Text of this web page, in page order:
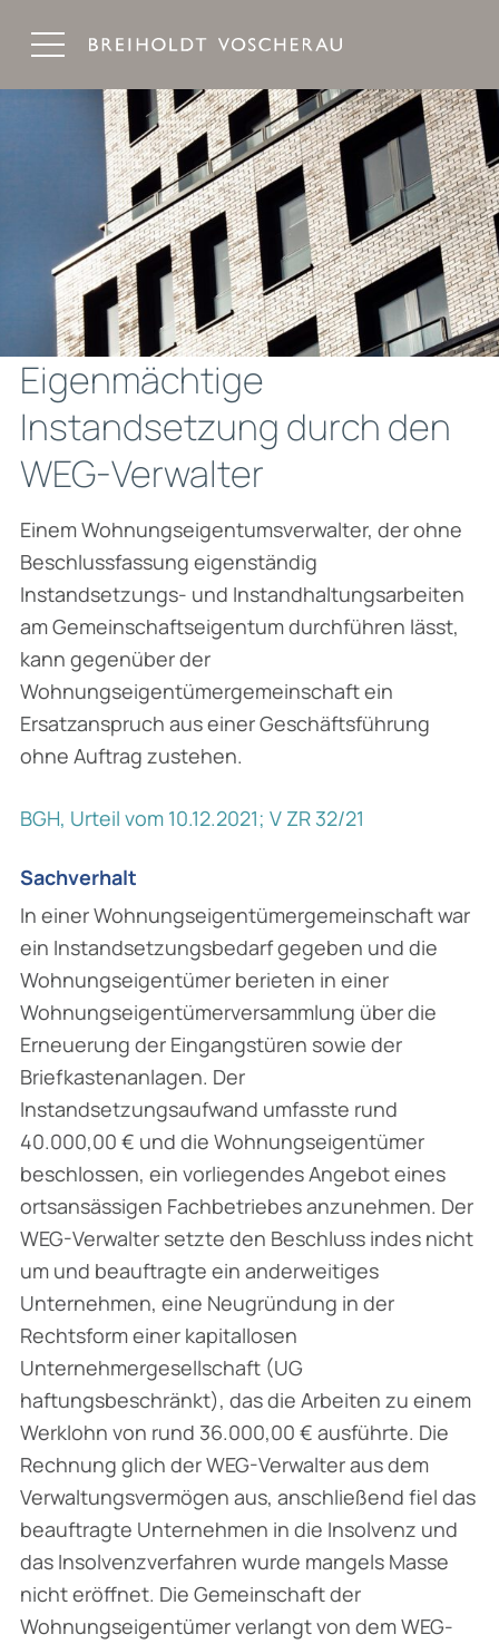
Eigenmächtige
Instandsetzung durch den
WEG-Verwalter
Einem Wohnungseigentumsverwalter, der ohne
Beschlussfassung eigenständig
Instandsetzungs- und Instandhaltungsarbeiten
am Gemeinschaftseigentum durch­führen lässt,
kann gegenüber der
Wohnungseigentümergemeinschaft ein
Ersatzan­spruch aus einer Geschäftsführung
ohne Auftrag zustehen.
BGH, Urteil vom 10.12.2021; V ZR 32/21
Sachverhalt
In einer Wohnungseigentümergemeinschaft war
ein Instandsetzungsbedarf gegeben und die
Wohnungseigentümer berieten in einer
Wohnungseigentümerversammlung über die
Erneu­erung der Eingangstüren sowie der
Briefkastenanlagen. Der
Instandsetzungsaufwand umfasste rund
40.000,00 € und die Wohnungseigentümer
beschlossen, ein vorliegendes Angebot eines
ortsansässigen Fachbetriebes anzunehmen. Der
WEG-Verwalter setzte den Beschluss indes nicht
um und beauftragte ein anderweitiges
Unternehmen, eine Neugründung in der
Rechtsform einer kapitallosen
Unternehmergesellschaft (UG
haftungsbeschränkt), das die Arbeiten zu einem
Werklohn von rund 36.000,00 € ausführte. Die
Rechnung glich der WEG-Verwalter aus dem
Verwaltungsvermögen aus, anschließend fiel das
beauftragte Unternehmen in die Insol­venz und
das Insolvenzverfahren wurde mangels Masse
nicht eröffnet. Die Gemeinschaft der
Wohnungseigentümer verlangt von dem WEG-